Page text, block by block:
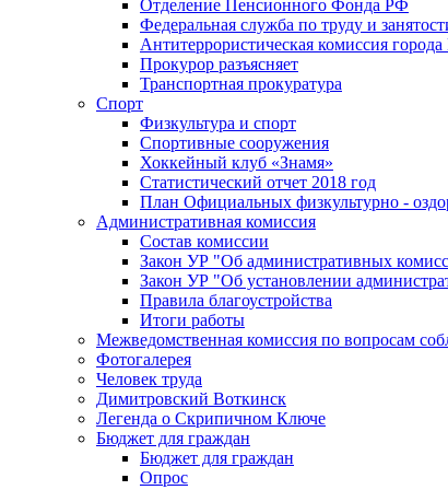
Отделение Пенсионного Фонда РФ
Федеральная служба по труду и
Антитеррористическая комиссия
Прокурор разъясняет
Транспортная прокуратура
Спорт
Физкультура и спорт
Спортивные сооружения
Хоккейный клуб «Знамя»
Статистический отчет 2018 год
План Официальных физкультурно -
Административная комиссия
Состав комиссии
Закон УР "Об административных
Закон УР "Об установлении
Правила благоустройства
Итоги работы
Межведомственная комиссия по вопросам
Фотогалерея
Человек труда
Димитровский Воткинск
Легенда о Скрипичном Ключе
Бюджет для граждан
Бюджет для граждан
Опрос